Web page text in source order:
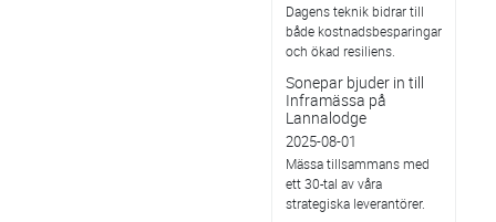
Dagens teknik bidrar till
både kostnadsbesparingar
och ökad resiliens.
Sonepar bjuder in till
Inframässa på
Lannalodge
2025-08-01
Mässa tillsammans med
ett 30-tal av våra
strategiska leverantörer.